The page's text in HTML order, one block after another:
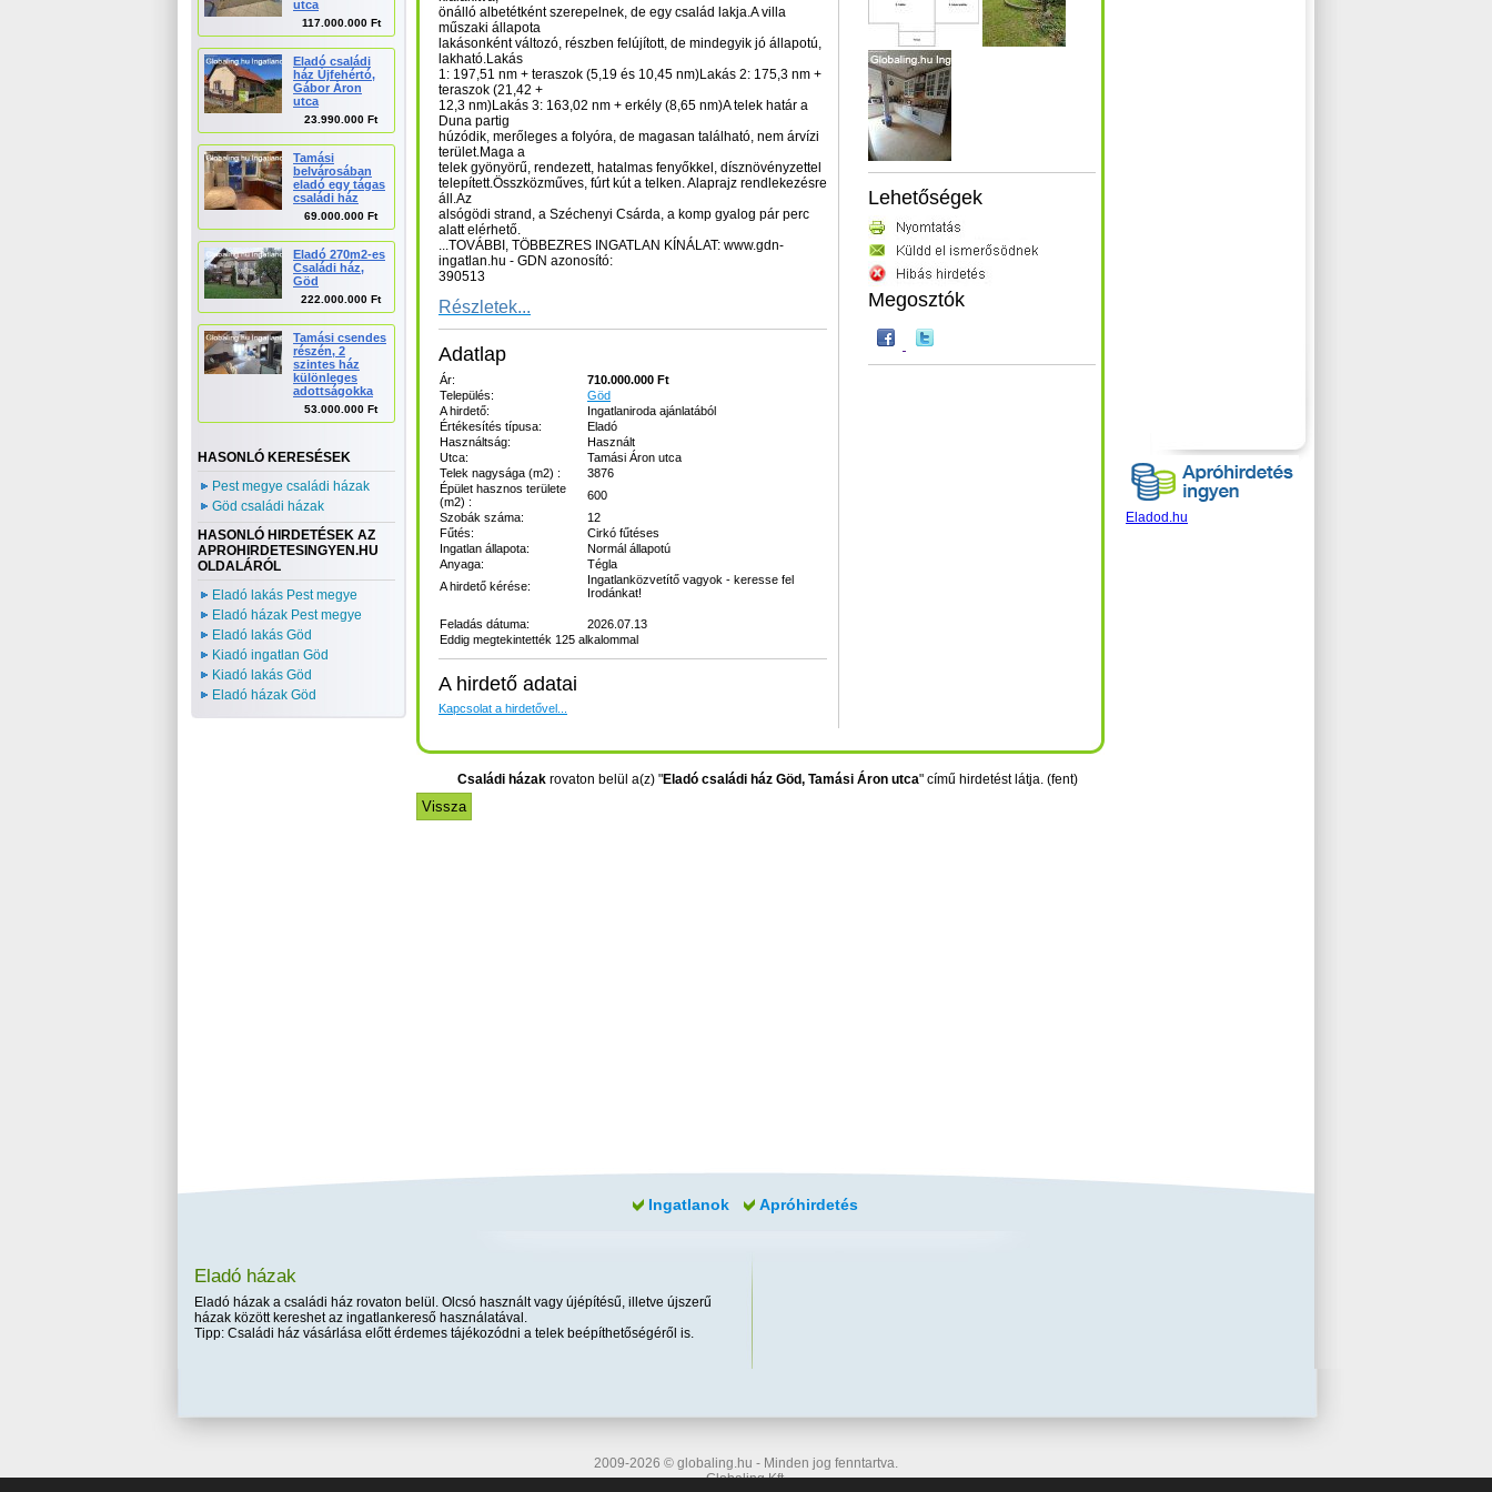
utca
117.000.000 Ft
Eladó családi
ház Újfehértó,
Gábor Áron
utca
23.990.000 Ft
Tamási
belvárosában
eladó egy tágas
családi ház
69.000.000 Ft
Eladó 270m2-es
Családi ház,
Göd
222.000.000 Ft
Tamási csendes
részén, 2
szintes ház
különleges
adottságokka
53.000.000 Ft
HASONLÓ KERESÉSEK
Pest megye családi házak
Göd családi házak
HASONLÓ HIRDETÉSEK AZ
APROHIRDETESINGYEN.HU
OLDALÁRÓL
Eladó lakás Pest megye
Eladó házak Pest megye
Eladó lakás Göd
Kiadó ingatlan Göd
Kiadó lakás Göd
Eladó házak Göd
önálló albetétként szerepelnek, de egy család lakja.A villa
műszaki állapota
lakásonként változó, részben felújított, de mindegyik jó állapotú,
lakható.Lakás
1: 197,51 nm + teraszok (5,19 és 10,45 nm)Lakás 2: 175,3 nm +
teraszok (21,42 +
12,3 nm)Lakás 3: 163,02 nm + erkély (8,65 nm)A telek határ a
Duna partig
húzódik, merőleges a folyóra, de magasan található, nem árvízi
terület.Maga a
telek gyönyörű, rendezett, hatalmas fenyőkkel, dísznövényzettel
telepített.Összközműves, fúrt kút a telken. Alaprajz rendlekezésre
áll.Az
alsógödi strand, a Széchenyi Csárda, a komp gyalog pár perc
alatt elérhető.
...TOVÁBBI, TÖBBEZRES INGATLAN KÍNÁLAT: www.gdn-
ingatlan.hu - GDN azonosító:
390513
Részletek...
Adatlap
Ár:
710.000.000 Ft
Település:
Göd
A hirdető:
Ingatlaniroda ajánlatából
Értékesítés típusa:
Eladó
Használtság:
Használt
Utca:
Tamási Áron utca
Telek nagysága (m2) :
3876
Épület hasznos területe
(m2) :
600
Szobák száma:
12
Fűtés:
Cirkó fűtéses
Ingatlan állapota:
Normál állapotú
Anyaga:
Tégla
A hirdető kérése:
Ingatlanközvetítő vagyok - keresse fel
Irodánkat!
Feladás dátuma:
2026.07.13
Eddig megtekintették 125 alkalommal
A hirdető adatai
Kapcsolat a hirdetővel...
Lehetőségek
Megosztók
Családi házakrovaton belül a(z) "Eladó családi ház Göd, Tamási Áron utca" című hirdetést látja. (fent)
Eladod.hu
Ingatlanok Apróhirdetés
Eladó házak
Eladó házak a családi ház rovaton belül. Olcsó használt vagy újépítésű, illetve újszerű
házak között kereshet az ingatlankereső használatával.
Tipp: Családi ház vásárlása előtt érdemes tájékozódni a telek beépíthetőségéről is.
2009-2026 © globaling.hu - Minden jog fenntartva.
Globaling Kft.